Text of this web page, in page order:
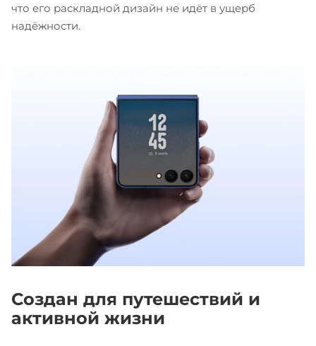
что его раскладной дизайн не идёт в ущерб
надёжности.
Создан для путешествий и
активной жизни